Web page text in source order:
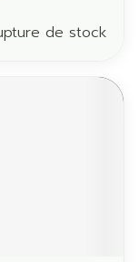
de stock